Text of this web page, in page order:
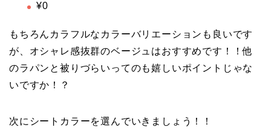
¥0
もちろんカラフルなカラーバリエーションも良いです
が、オシャレ感抜群のベージュはおすすめです！！他
のラパンと被りづらいってのも嬉しいポイントじゃな
いですか！？
次にシートカラーを選んでいきましょう！！